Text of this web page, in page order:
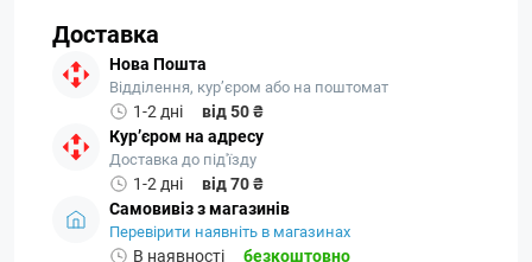
Доставка
Нова Пошта
Відділення, кур’єром або на поштомат
1-2 дні
від 50 ₴
Кур’єром на адресу
Доставка до під'їзду
1-2 дні
від 70 ₴
Самовивіз з магазинів
Перевірити наявніть в магазинах
В наявності безкоштовно